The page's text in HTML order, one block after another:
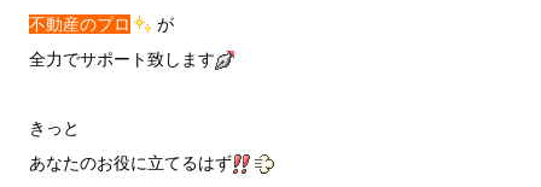
不動産のプロ
が
全力でサポート致します
きっと
あなたのお役に立てるはず